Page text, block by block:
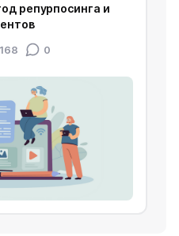
репурпосинга и
0